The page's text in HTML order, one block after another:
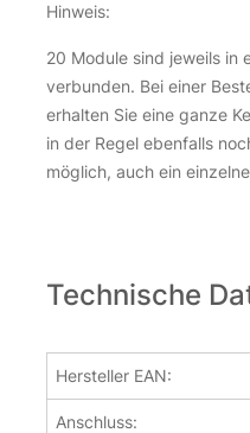
Hinweis:
20 Module sind jeweils in
verbunden. Bei einer
erhalten Sie eine ganze
in der Regel ebenfalls
möglich, auch ein
Technische
Hersteller EAN:
Anschluss: